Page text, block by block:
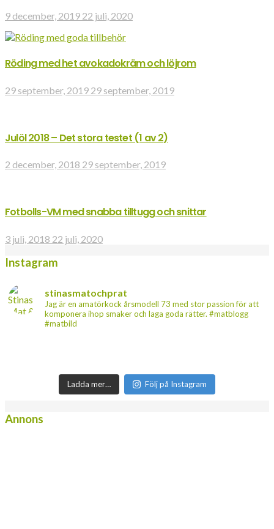
9 december, 2019 22 juli, 2020
Röding med het avokadokräm och löjrom
29 september, 2019 29 september, 2019
Julöl 2018 – Det stora testet (1 av 2)
2 december, 2018 29 september, 2019
Fotbolls-VM med snabba tilltugg och snittar
3 juli, 2018 22 juli, 2020
Instagram
stinasmatochprat
Jag är en amatörkock årsmodell 73 med stor passion för att
komponera ihop smaker och laga goda rätter. #matblogg
#matbild
Ladda mer… Följ på Instagram
Annons